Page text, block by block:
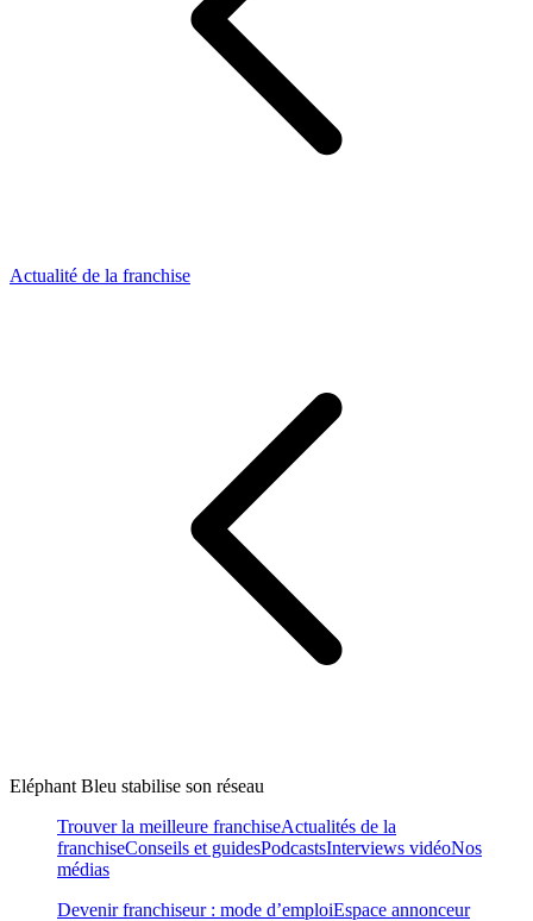
Actualité de la franchise
Eléphant Bleu stabilise son réseau
Trouver la meilleure franchiseActualités de la
franchiseConseils et guidesPodcastsInterviews vidéoNos
médias
Devenir franchiseur : mode d’emploiEspace annonceur